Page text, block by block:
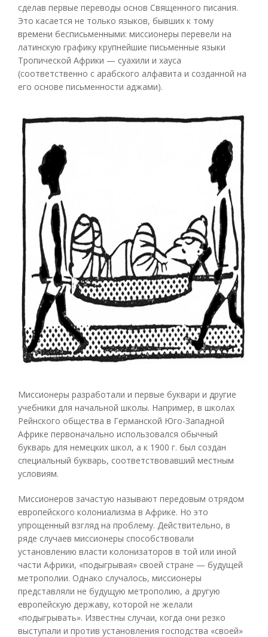
сделав первые переводы основ Священного писания.
Это касается не только языков, бывших к тому
времени бесписьменными: миссионеры перевели на
латинскую графику крупнейшие письменные языки
Тропической Африки — суахили и хауса
(соответственно с арабского алфавита и созданной на
его основе письменности аджами).
Миссионеры разработали и первые буквари и другие
учебники для начальной школы. Например, в школах
Рейнского общества в Германской Юго-Западной
Африке первоначально использовался обычный
букварь для немецких школ, а к 1900 г. был создан
специальный букварь, соответствовавший местным
условиям.
Миссионеров зачастую называют передовым отрядом
европейского колониализма в Африке. Но это
упрощенный взгляд на проблему. Действительно, в
ряде случаев миссионеры способствовали
установлению власти колонизаторов в той или иной
части Африки, «подыгрывая» своей стране — будущей
метрополии. Однако случалось, миссионеры
представляли не будущую метрополию, а другую
европейскую державу, которой не желали
«подыгрывать». Известны случаи, когда они резко
выступали и против установления господства «своей»